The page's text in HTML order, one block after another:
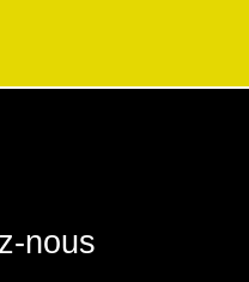
nous